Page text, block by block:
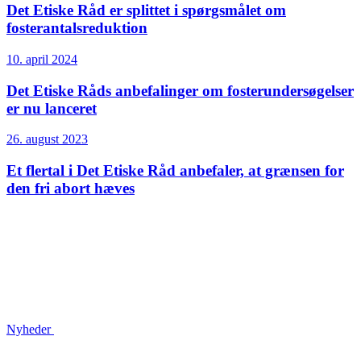
Det Etiske Råd er splittet i spørgsmålet om
fosterantalsreduktion
10. april 2024
Det Etiske Råds anbefalinger om fosterundersøgelser
er nu lanceret
26. august 2023
Et flertal i Det Etiske Råd anbefaler, at grænsen for
den fri abort hæves
Nyheder